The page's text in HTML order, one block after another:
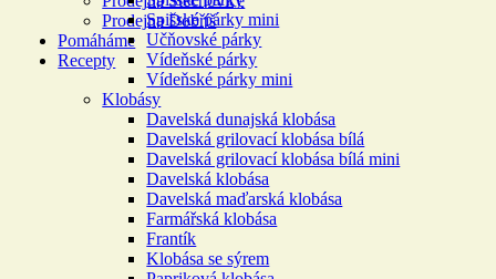
Prodejna Dobříš
Pomáháme
Recepty
Spišské párky mini
Učňovské párky
Vídeňské párky
Vídeňské párky mini
Klobásy
Davelská dunajská klobása
Davelská grilovací klobása bílá
Davelská grilovací klobása bílá mini
Davelská klobása
Davelská maďarská klobása
Farmářská klobása
Frantík
Klobása se sýrem